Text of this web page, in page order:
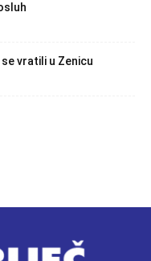
vratili u Zenicu